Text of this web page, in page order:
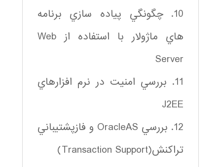
10. چگونگي پياده سازي برنامه
هاي ماژولار با استفاده از Web
Server
11. بررسي امنيت در نرم افزارهاي
J2EE
12. بررسي OracleAS و فازپشتيباني
تراكنش(Transaction Support)